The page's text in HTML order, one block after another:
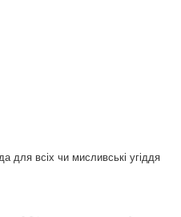
для всіх чи мисливські угіддя